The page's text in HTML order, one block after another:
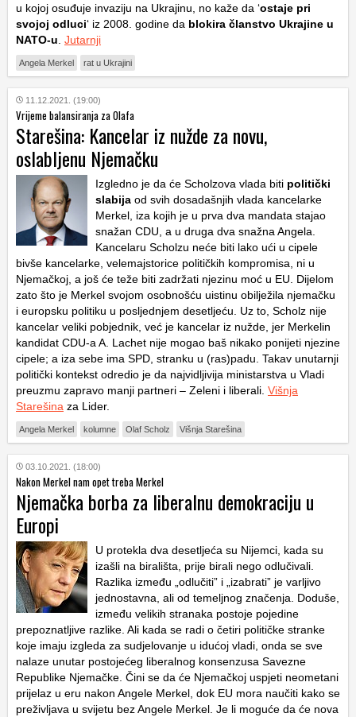
u kojoj osuđuje invaziju na Ukrajinu, no kaže da ‘ostaje pri
svojoj odluci‘ iz 2008. godine da blokira članstvo Ukrajine u
NATO-u. Jutarnji
Angela Merkel rat u Ukrajini
11.12.2021. (19:00)
Vrijeme balansiranja za Olafa
Starešina: Kancelar iz nužde za novu,
oslabljenu Njemačku
Izgledno je da će Scholzova vlada biti politički
slabija od svih dosadašnjih vlada kancelarke
Merkel, iza kojih je u prva dva mandata stajao
snažan CDU, a u druga dva snažna Angela.
Kancelaru Scholzu neće biti lako ući u cipele
bivše kancelarke, velemajstorice političkih kompromisa, ni u
Njemačkoj, a još će teže biti zadržati njezinu moć u EU. Dijelom
zato što je Merkel svojom osobnošću uistinu obilježila njemačku
i europsku politiku u posljednjem desetljeću. Uz to, Scholz nije
kancelar veliki pobjednik, već je kancelar iz nužde, jer Merkelin
kandidat CDU-a A. Lachet nije mogao baš nikako ponijeti njezine
cipele; a iza sebe ima SPD, stranku u (ras)padu. Takav unutarnji
politički kontekst odredio je da najvidljivija ministarstva u Vladi
preuzmu zapravo manji partneri – Zeleni i liberali. Višnja
Starešina za Lider.
Angela Merkel kolumne Olaf Scholz Višnja Starešina
03.10.2021. (18:00)
Nakon Merkel nam opet treba Merkel
Njemačka borba za liberalnu demokraciju u
Europi
U protekla dva desetljeća su Nijemci, kada su
izašli na birališta, prije birali nego odlučivali.
Razlika između „odlučiti” i „izabrati” je varljivo
jednostavna, ali od temeljnog značenja. Doduše,
između velikih stranaka postoje pojedine
prepoznatljive razlike. Ali kada se radi o četiri političke stranke
koje imaju izgleda za sudjelovanje u idućoj vladi, onda se sve
nalaze unutar postojećeg liberalnog konsenzusa Savezne
Republike Njemačke. Čini se da će Njemačkoj uspjeti neometani
prijelaz u eru nakon Angele Merkel, dok EU mora naučiti kako se
preživljava u svijetu bez Angele Merkel. Je li moguće da će nova